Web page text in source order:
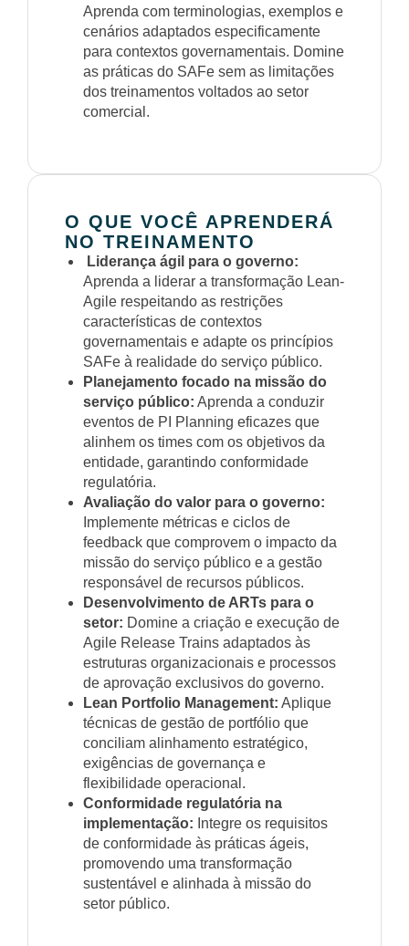
Aprenda com terminologias, exemplos e
cenários adaptados especificamente
para contextos governamentais. Domine
as práticas do SAFe sem as limitações
dos treinamentos voltados ao setor
comercial.
O QUE VOCÊ APRENDERÁ
NO TREINAMENTO
Liderança ágil para o governo:
Aprenda a liderar a transformação Lean-
Agile respeitando as restrições
características de contextos
governamentais e adapte os princípios
SAFe à realidade do serviço público.
Planejamento focado na missão do
serviço público: Aprenda a conduzir
eventos de PI Planning eficazes que
alinhem os times com os objetivos da
entidade, garantindo conformidade
regulatória.
Avaliação do valor para o governo:
Implemente métricas e ciclos de
feedback que comprovem o impacto da
missão do serviço público e a gestão
responsável de recursos públicos.
Desenvolvimento de ARTs para o
setor: Domine a criação e execução de
Agile Release Trains adaptados às
estruturas organizacionais e processos
de aprovação exclusivos do governo.
Lean Portfolio Management: Aplique
técnicas de gestão de portfólio que
conciliam alinhamento estratégico,
exigências de governança e
flexibilidade operacional.
Conformidade regulatória na
implementação: Integre os requisitos
de conformidade às práticas ágeis,
promovendo uma transformação
sustentável e alinhada à missão do
setor público.